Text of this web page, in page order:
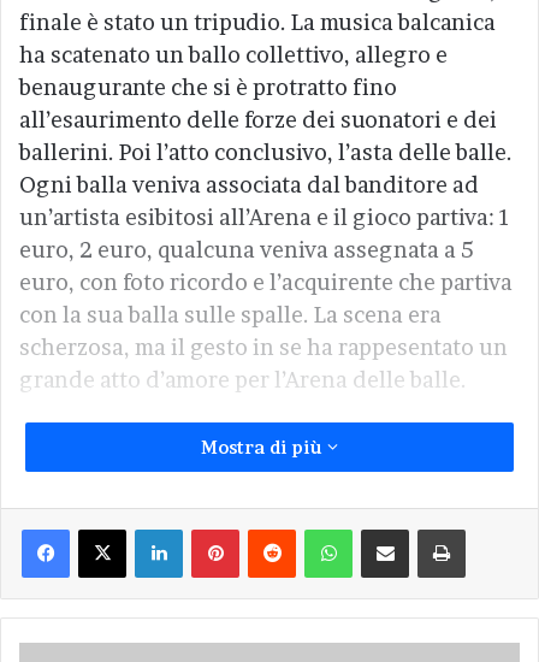
finale è stato un tripudio. La musica balcanica
ha scatenato un ballo collettivo, allegro e
benaugurante che si è protratto fino
all’esaurimento delle forze dei suonatori e dei
ballerini. Poi l’atto conclusivo, l’asta delle balle.
Ogni balla veniva associata dal banditore ad
un’artista esibitosi all’Arena e il gioco partiva: 1
euro, 2 euro, qualcuna veniva assegnata a 5
euro, con foto ricordo e l’acquirente che partiva
con la sua balla sulle spalle. La scena era
scherzosa, ma il gesto in se ha rappesentato un
grande atto d’amore per l’Arena delle balle.
Mostra di più
Facebook
X LinkedInPinterestReddit WhatsApp
Condividi via Email Stampa